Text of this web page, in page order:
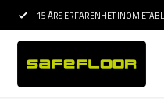
15 ÅRS ERFARENHET INOM